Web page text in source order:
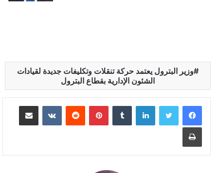
وزير البترول يعتمد حركة تنقلات وتكليفات جديدة لقيادات
الشئون الإدارية بقطاع البترول
لينكدإن بينتيريست مشاركة عبر البريد
طباعة